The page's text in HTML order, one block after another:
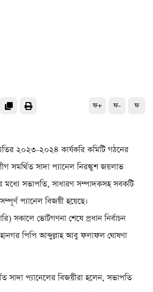
ফ+ ফ- ফ
২০২৩-২০২৪ কার্যকরি কমিটি গঠনের
সমর্থিত সাদা প্যানেল নিরঙ্কুশ জয়লাভ
মধ্যে সভাপতি, সাধারণ সম্পাদকসহ সবকটি
প্যানেল বিজয়ী হয়েছে।
সকালে ভোটগণনা শেষে প্রধান নির্বাচন
পিপি আব্দুল্লাহ আবু ফলাফল ঘোষণা
সাদা প্যানেলের বিজয়ীরা হলেন, সভাপতি